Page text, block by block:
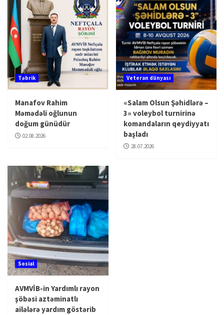
Təbrik
Manafov Rahim
Məmədəli oğlunun
doğum günüdür
02.08.2026
Veteran dünyası
«Salam Olsun Şəhidlərə –
3» voleybol turnirinə
komandaların qeydiyyatı
başladı
28.07.2026
Sosial
AVMVİB-in Yardımlı rayon
şöbəsi aztəminatlı
ailələrə yardım göstərib